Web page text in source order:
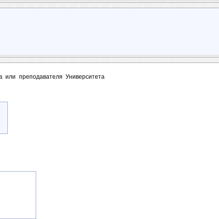
или преподавателя Университета